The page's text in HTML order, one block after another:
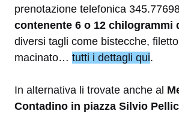
prenotazione telefonica
contenente 6 o 12 chilogrammi
diversi tagli come bistecche,
macinato… tutti i dettagli qui.
In alternativa li trovate anche al
Contadino in piazza Silvio